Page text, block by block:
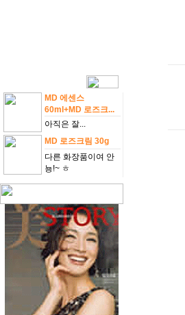
MD 에센스
60ml+MD 로즈크...
아직은 잘...
MD 로즈크림 30g
다른 화장품이여 안
뇽!~ ㅎ